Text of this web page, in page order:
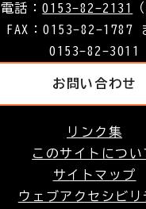
電話：0153-82-2131
FAX：0153-82-1787
0153-82-3011
お問い合わせ
リンク集
このサイトについ
サイトマップ
ウェブアクセシビリ